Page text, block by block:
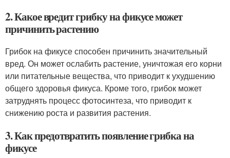
2. Какое вредит грибку на фикусе может
причинить растению
Грибок на фикусе способен причинить значительный
вред. Он может ослабить растение, уничтожая его корни
или питательные вещества, что приводит к ухудшению
общего здоровья фикуса. Кроме того, грибок может
затруднять процесс фотосинтеза, что приводит к
снижению роста и развития растения.
3. Как предотвратить появление грибка на
фикусе